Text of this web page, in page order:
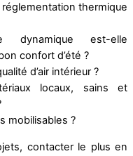
thermique
dynamique est-elle
confort d’été ?
d’air intérieur ?
locaux, sains et
mobilisables ?
contacter le plus en